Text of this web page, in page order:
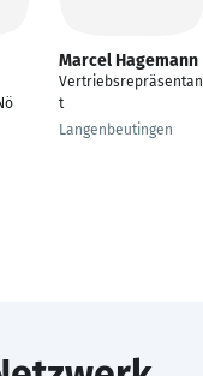
Marcel Hagemann
Vertriebsrepräsentan
t
Langenbeutingen